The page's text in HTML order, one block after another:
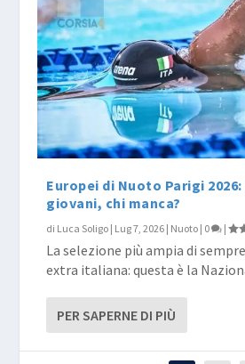
Europei di Nuoto Parigi
giovani, chi manca?
di Luca Soligo | Lug 7, 2026 | Nuoto | 0 |
La selezione più ampia di
extra italiana: questa è la
PER SAPERNE DI PIÙ